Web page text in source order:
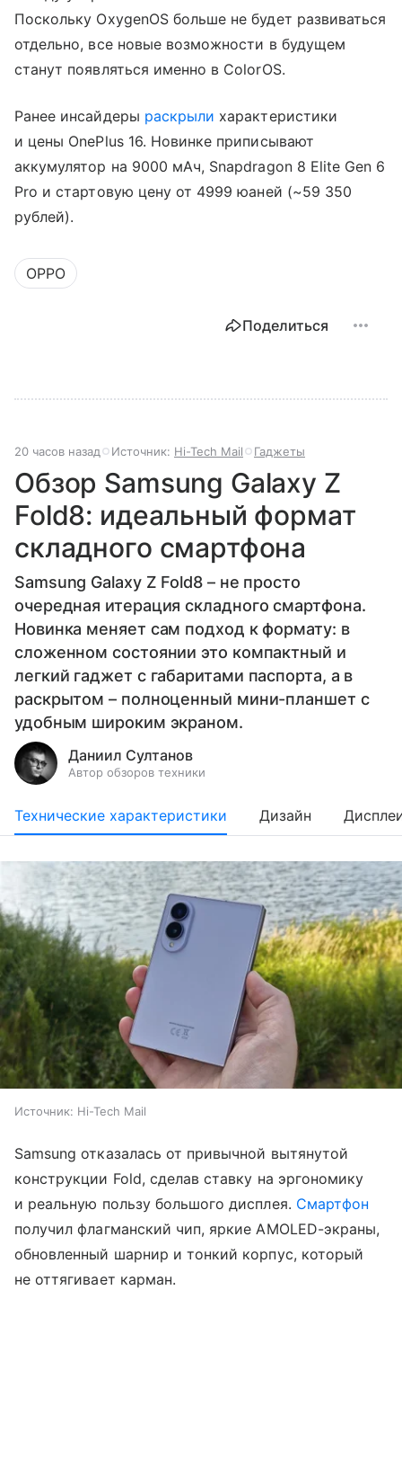
Поскольку OxygenOS больше не будет развиваться
отдельно, все новые возможности в будущем
станут появляться именно в ColorOS.
Ранее инсайдеры раскрыли характеристики
и цены OnePlus 16. Новинке приписывают
аккумулятор на 9000 мАч, Snapdragon 8 Elite Gen 6
Pro и стартовую цену от 4999 юаней (~59 350
рублей).
OPPO
Поделиться
20 часов назад Источник: Hi-Tech Mail Гаджеты
Обзор Samsung Galaxy Z
Fold8: идеальный формат
складного смартфона
Samsung Galaxy Z Fold8 – не просто
очередная итерация складного смартфона.
Новинка меняет сам подход к формату: в
сложенном состоянии это компактный и
легкий гаджет с габаритами паспорта, а в
раскрытом – полноценный мини-планшет с
удобным широким экраном.
Даниил Султанов
Автор обзоров техники
Технические характеристики Дизайн
Источник: Hi-Tech Mail
Samsung отказалась от привычной вытянутой
конструкции Fold, сделав ставку на эргономику
и реальную пользу большого дисплея. Смартфон
получил флагманский чип, яркие AMOLED-экраны,
обновленный шарнир и тонкий корпус, который
не оттягивает карман.